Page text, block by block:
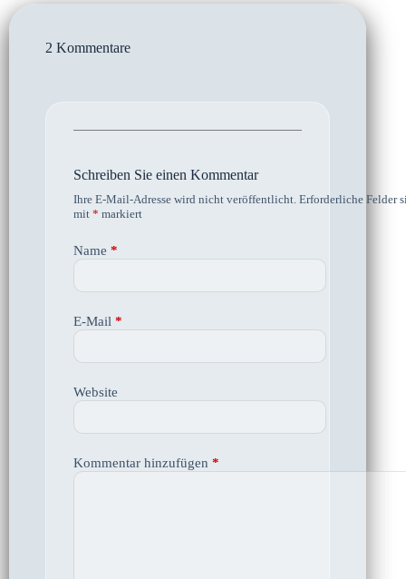
2 Kommentare
Schreiben Sie einen Kommentar
Ihre E-Mail-Adresse wird nicht veröffentlicht. Erforderliche Felder
mit * markiert
Name *
E-Mail *
Website
Kommentar hinzufügen *